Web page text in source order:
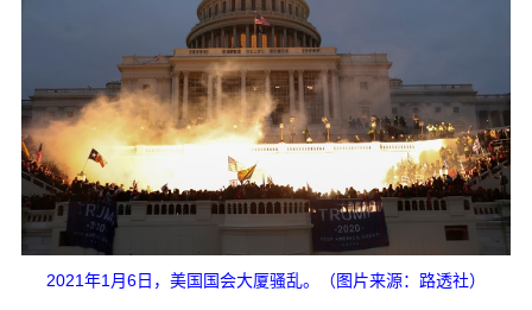
2021年1月6日，美国国会大厦骚乱。（图片来源：路透社）